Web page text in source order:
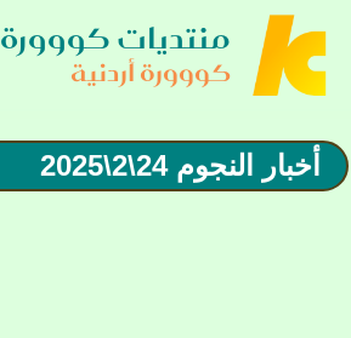
منتديات كووورة
كووورة أردنية
أخبار النجوم 24\2\2025